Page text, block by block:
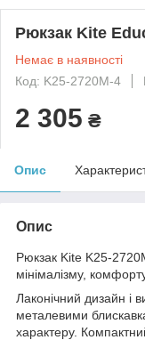
Рюкзак Kite
Немає в наявності
Код: K25-2720M-4
2 305 ₴
Опис
Опис
Рюкзак Kite K25-
мінімалізму,
Лаконічний дизайн і
металевими
характеру.